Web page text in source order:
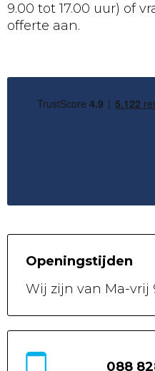
9.00 tot 17.00 uur) of
offerte aan.
Openingstijden
Wij zijn van Ma-vrij
088